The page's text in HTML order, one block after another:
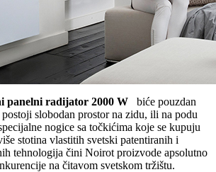
panelni radijator 2000 W
biće pouzdan
slobodan prostor na zidu, ili na podu
nogice sa točkićima koje se kupuju
stotina vlastitih svetski patentiranih i
tehnologija čini Noirot proizvode apsolutno
na čitavom svetskom tržištu.